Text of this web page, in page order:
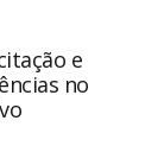
abrira-em-
o conteúdo
pela
reproduza o
e
no